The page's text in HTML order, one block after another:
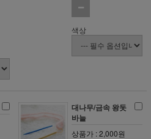
색상
대나무/금속 왕돗
바늘
상품가 : 2,000원